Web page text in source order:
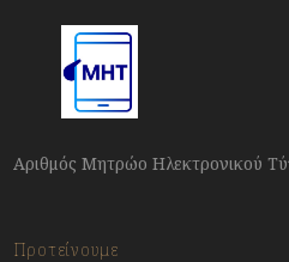
Αριθμός Μητρώο Ηλεκτρονικού
Προτείνουμε